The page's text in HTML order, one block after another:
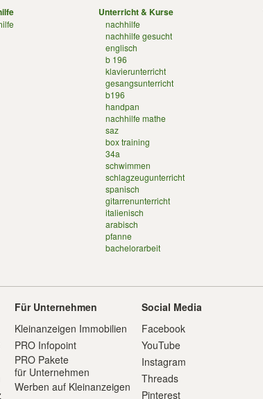
Unterricht & Kurse
nachhilfe
nachhilfe gesucht
englisch
b 196
klavierunterricht
gesangsunterricht
b196
handpan
nachhilfe mathe
saz
box training
34a
schwimmen
schlagzeugunterricht
spanisch
gitarrenunterricht
italienisch
arabisch
pfanne
bachelorarbeit
Für Unternehmen
Kleinanzeigen Immobilien
PRO Infopoint
PRO Pakete
für Unternehmen
Werben auf Kleinanzeigen
Social Media
Facebook
YouTube
Instagram
Threads
Pinterest